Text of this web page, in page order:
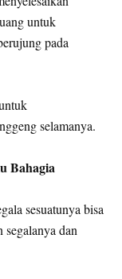
untuk
pada
selamanya.
Bahagia
sesuatunya bisa
dan